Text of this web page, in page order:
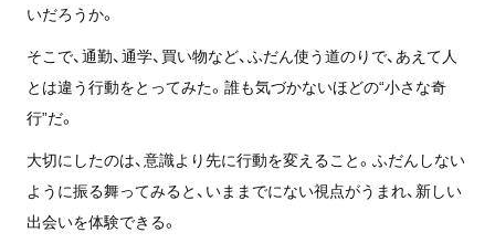
いだろうか。
そこで、通勤、通学、買い物など、ふだん使う道のりで、あえて人
とは違う行動をとってみた。誰も気づかないほどの“小さな奇
行”だ。
大切にしたのは、意識より先に行動を変えること。ふだんしない
ように振る舞ってみると、いままでにない視点がうまれ、新しい
出会いを体験できる。